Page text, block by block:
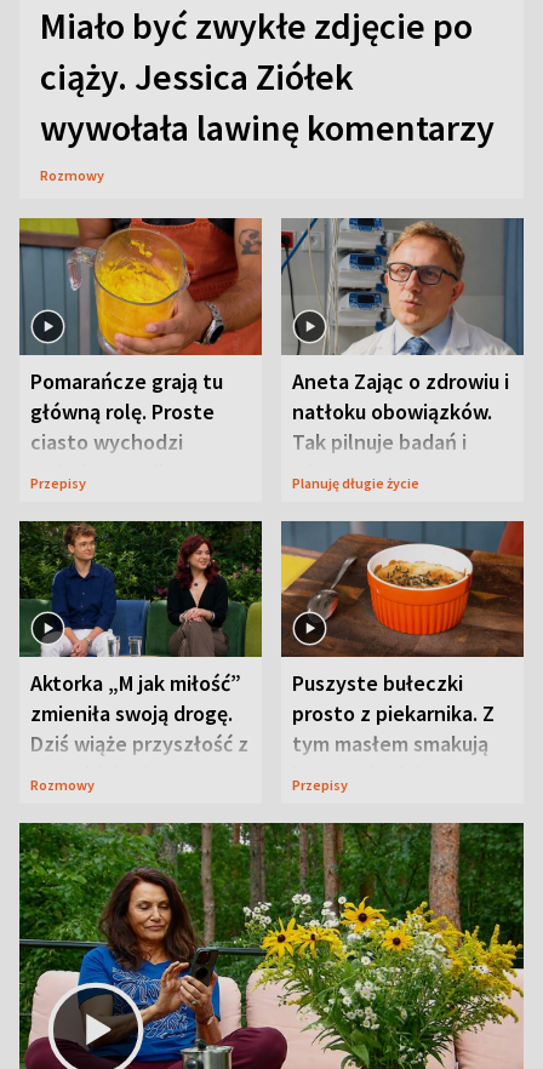
Miało być zwykłe zdjęcie po
ciąży. Jessica Ziółek
wywołała lawinę komentarzy
Rozmowy
Pomarańcze grają tu
główną rolę. Proste
ciasto wychodzi
wyjątkowo wilgotne
Przepisy
Aneta Zając o zdrowiu i
natłoku obowiązków.
Tak pilnuje badań i
wizyt
Planuję długie życie
Aktorka „M jak miłość”
zmieniła swoją drogę.
Dziś wiąże przyszłość z
neurobiologią
Rozmowy
Puszyste bułeczki
prosto z piekarnika. Z
tym masłem smakują
jeszcze lepiej
Przepisy